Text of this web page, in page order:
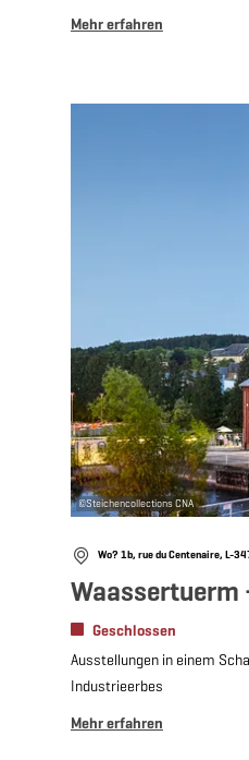
Mehr erfahren
©Steichencollections CNA
Wo? 1b, rue du Centenaire, L-
Waassertuerm
Geschlossen
Ausstellungen in einem
Industrieerbes
Mehr erfahren